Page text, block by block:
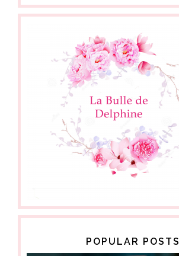
POPULAR POSTS